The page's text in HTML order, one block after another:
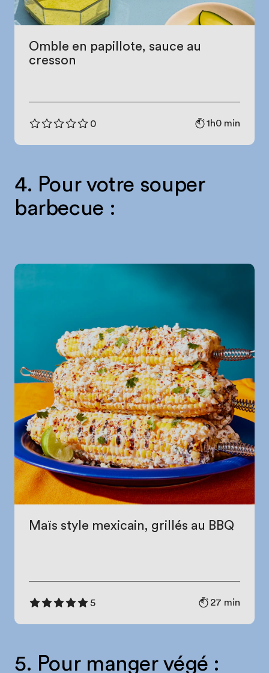
Omble en papillote, sauce au
cresson
0 1h0 min
4. Pour votre souper
barbecue :
Maïs style mexicain, grillés au BBQ
5 27 min
5. Pour manger végé :